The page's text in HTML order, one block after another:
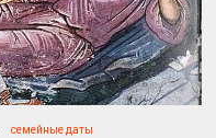
семейные даты